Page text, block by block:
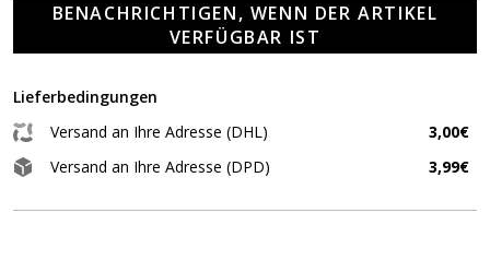
BENACHRICHTIGEN, WENN DER ARTIKEL
VERFÜGBAR IST
Lieferbedingungen
Versand an Ihre Adresse (DHL)
3,00€
Versand an Ihre Adresse (DPD)
3,99€